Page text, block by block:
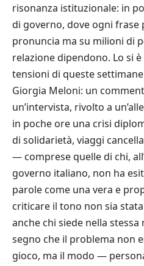
risonanza istituzionale: in
di governo, dove ogni frase
pronuncia ma su milioni di
relazione dipendono. Lo si
tensioni di queste
Giorgia Meloni: un
un’intervista, rivolto a
in poche ore una crisi
di solidarietà, viaggi
— comprese quelle di chi,
governo italiano, non ha
parole come una vera e
criticare il tono non sia
anche chi siede nella
segno che il problema non
gioco, ma il modo —